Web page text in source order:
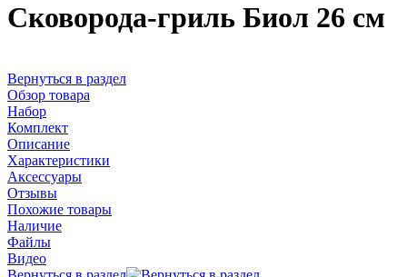
Сковорода-гриль Биол 26 см
Вернуться в раздел
Обзор товара
Набор
Комплект
Описание
Характеристики
Аксессуары
Отзывы
Похожие товары
Наличие
Файлы
Видео